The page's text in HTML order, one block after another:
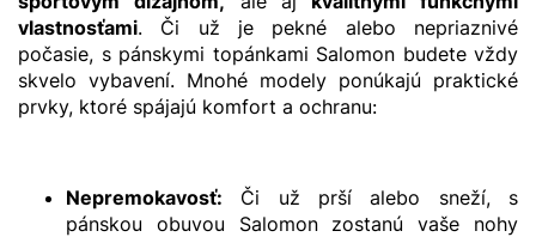
vlastnosťami. Či už je pekné alebo nepriaznivé
počasie, s pánskymi topánkami Salomon budete vždy
skvelo vybavení. Mnohé modely ponúkajú praktické
prvky, ktoré spájajú komfort a ochranu:
Nepremokavosť: Či už prší alebo sneží, s
pánskou obuvou Salomon zostanú vaše nohy